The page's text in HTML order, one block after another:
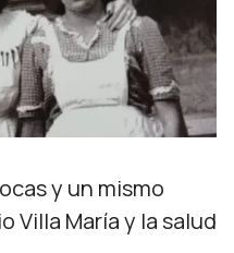
y un mismo
Villa María y la salud